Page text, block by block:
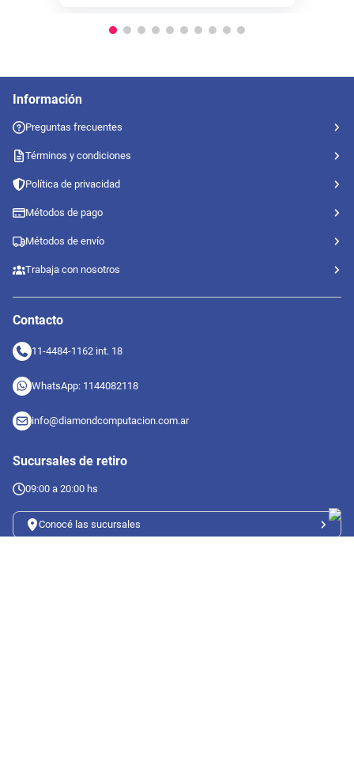
Información
Preguntas frecuentes
Términos y condiciones
Política de privacidad
Métodos de pago
Métodos de envío
Trabaja con nosotros
Contacto
11-4484-1162 int. 18
WhatsApp: 1144082118
info@diamondcomputacion.com.ar
Sucursales de retiro
09:00 a 20:00 hs
Conocé las sucursales